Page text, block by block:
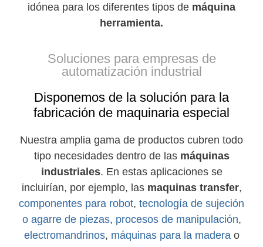
idónea para los diferentes tipos de máquina
herramienta.
Soluciones para empresas de
automatización industrial
Disponemos de la solución para la
fabricación de maquinaria especial
Nuestra amplia gama de productos cubren todo
tipo necesidades dentro de las máquinas
industriales. En estas aplicaciones se
incluirían, por ejemplo, las maquinas transfer,
componentes para robot, tecnología de sujeción
o agarre de piezas, procesos de manipulación,
electromandrinos, máquinas para la madera o